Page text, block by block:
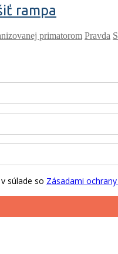
rampa
primatorom Pravda